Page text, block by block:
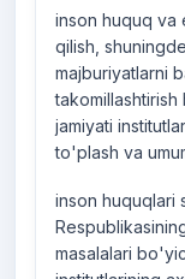
inson huquq va
qilish,
majburiyatlarni
jamiyati
to'plash va
inson huquqlari
masalalari